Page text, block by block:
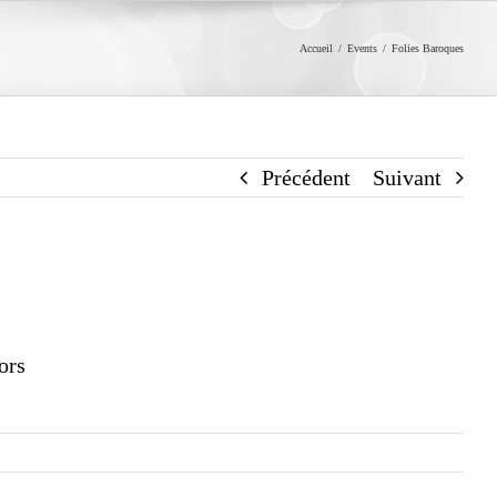
Accueil / Events / Folies Baroques
Précédent Suivant